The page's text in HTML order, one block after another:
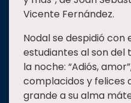
Vicente Fernández.
Nodal se despidió con
estudiantes al son del
la noche: “Adiós,
complacidos y felices
grande a su alma